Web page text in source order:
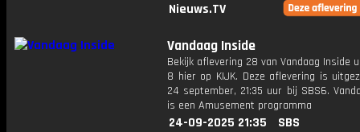
Nieuws.TV
Vandaag Inside
Bekijk aflevering 28 van Vandaag Inside
8 hier op KIJK. Deze aflevering is
24 september, 21:35 uur bij SBS6.
is een Amusement programma
24-09-2025 21:35
SBS